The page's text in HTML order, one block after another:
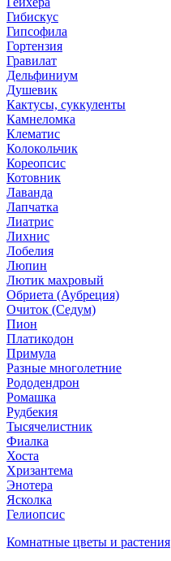
Гибискус
Гипсофила
Гортензия
Гравилат
Дельфиниум
Душевик
Кактусы, суккуленты
Камнеломка
Клематис
Колокольчик
Кореопсис
Котовник
Лаванда
Лапчатка
Лиатрис
Лихнис
Лобелия
Люпин
Лютик махровый
Обриета (Аубреция)
Очиток (Седум)
Пион
Платикодон
Примула
Разные многолетние
Рододендрон
Ромашка
Рудбекия
Тысячелистник
Фиалка
Хоста
Хризантема
Энотера
Ясколка
Гелиопсис
Комнатные цветы и растения